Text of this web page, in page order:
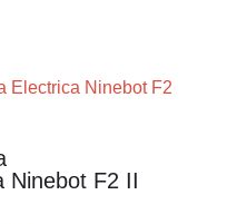
Ninebot F2 II